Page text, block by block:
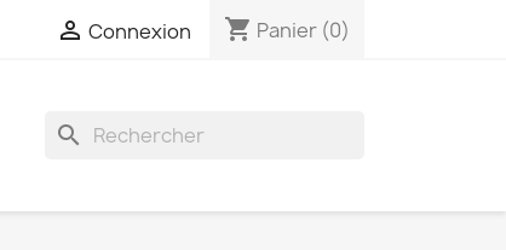
 Connexion shopping_cart Panier (0)
search